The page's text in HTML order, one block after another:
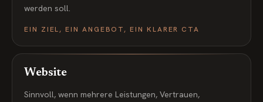
werden soll.
EIN ZIEL, EIN ANGEBOT, EIN KLARER CTA
Website
Sinnvoll, wenn mehrere Leistungen, Vertrauen,